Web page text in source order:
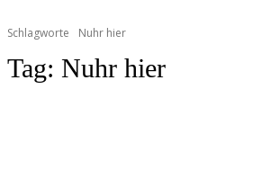
Schlagworte Nuhr hier
Tag: Nuhr hier